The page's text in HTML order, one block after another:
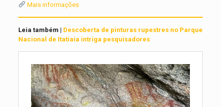
Mais informações
Leia também | Descoberta de pinturas rupestres no Parque
Nacional de Itatiaia intriga pesquisadores